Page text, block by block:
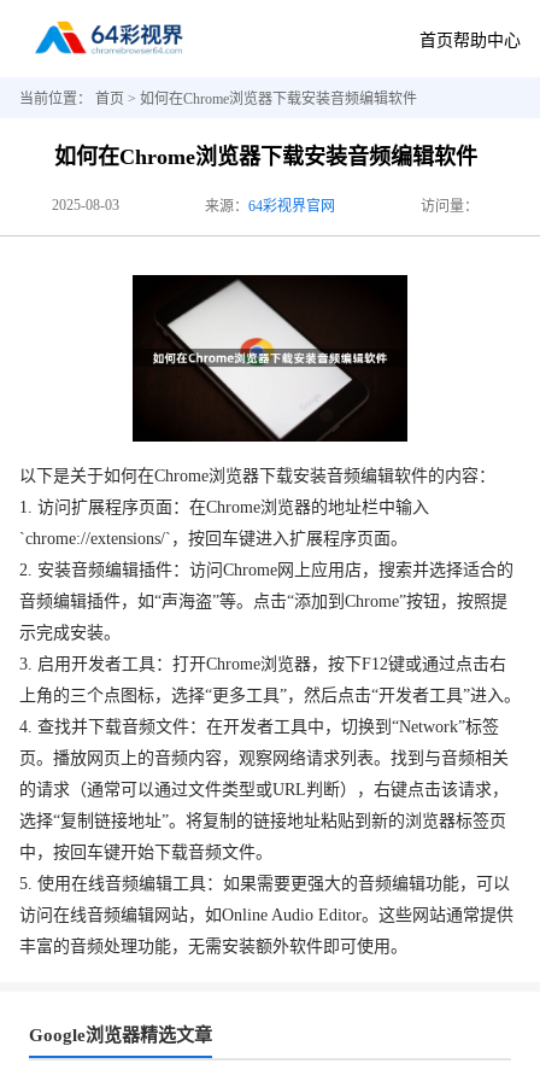
首页帮助中心
当前位置： 首页 > 如何在Chrome浏览器下载安装音频编辑软件
如何在Chrome浏览器下载安装音频编辑软件
2025-08-03 来源： 64彩视界官网 访问量：
以下是关于如何在Chrome浏览器下载安装音频编辑软件的内容：
1. 访问扩展程序页面：在Chrome浏览器的地址栏中输入
`chrome://extensions/`，按回车键进入扩展程序页面。
2. 安装音频编辑插件：访问Chrome网上应用店，搜索并选择适合的
音频编辑插件，如“声海盗”等。点击“添加到Chrome”按钮，按照提
示完成安装。
3. 启用开发者工具：打开Chrome浏览器，按下F12键或通过点击右
上角的三个点图标，选择“更多工具”，然后点击“开发者工具”进入。
4. 查找并下载音频文件：在开发者工具中，切换到“Network”标签
页。播放网页上的音频内容，观察网络请求列表。找到与音频相关
的请求（通常可以通过文件类型或URL判断），右键点击该请求，
选择“复制链接地址”。将复制的链接地址粘贴到新的浏览器标签页
中，按回车键开始下载音频文件。
5. 使用在线音频编辑工具：如果需要更强大的音频编辑功能，可以
访问在线音频编辑网站，如Online Audio Editor。这些网站通常提供
丰富的音频处理功能，无需安装额外软件即可使用。
Google浏览器精选文章